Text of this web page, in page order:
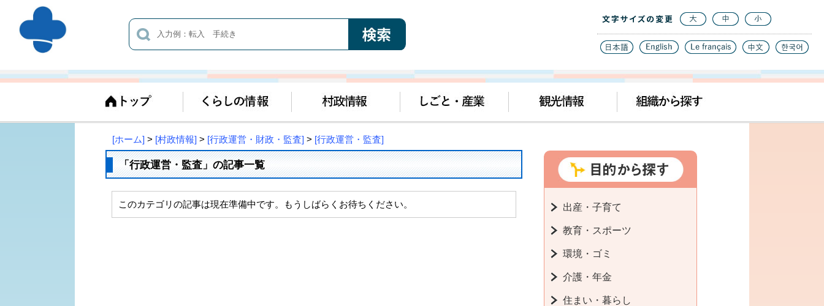
[ホーム] > [村政情報] > [行政運営・財政・監査] > [行政運営・監査]
「行政運営・監査」の記事一覧
このカテゴリの記事は現在準備中です。もうしばらくお待ちください。 出産・子育て
教育・スポーツ
環境・ゴミ
介護・年金
住まい・暮らし